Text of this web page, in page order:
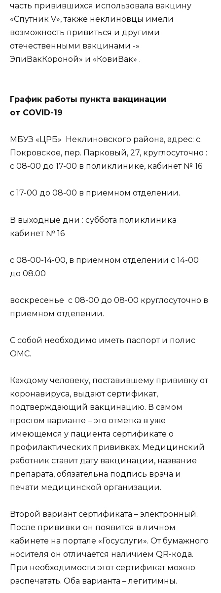
часть привившихся использовала вакцину
«Спутник V», также неклиновцы имели
возможность привиться и другими
отечественными вакцинами -»
ЭпиВакКороной» и «КовиВак» .
График работы пункта вакцинации
от COVID-19
МБУЗ «ЦРБ» Неклиновского района, адрес: с.
Покровское, пер. Парковый, 27, круглосуточно :
с 08-00 до 17-00 в поликлинике, кабинет № 16
с 17-00 до 08-00 в приемном отделении.
В выходные дни : суббота поликлиника
кабинет № 16
с 08-00-14-00, в приемном отделении с 14-00
до 08.00
воскресенье с 08-00 до 08-00 круглосуточно в
приемном отделении.
С собой необходимо иметь паспорт и полис
ОМС.
Каждому человеку, поставившему прививку от
коронавируса, выдают сертификат,
подтверждающий вакцинацию. В самом
простом варианте – это отметка в уже
имеющемся у пациента сертификате о
профилактических прививках. Медицинский
работник ставит дату вакцинации, название
препарата, обязательна подпись врача и
печати медицинской организации.
Второй вариант сертификата – электронный.
После прививки он появится в личном
кабинете на портале «Госуслуги». От бумажного
носителя он отличается наличием QR-кода.
При необходимости этот сертификат можно
распечатать. Оба варианта – легитимны.